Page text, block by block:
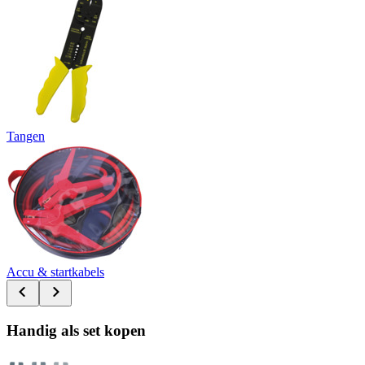
Tangen
Accu & startkabels
Handig als set kopen